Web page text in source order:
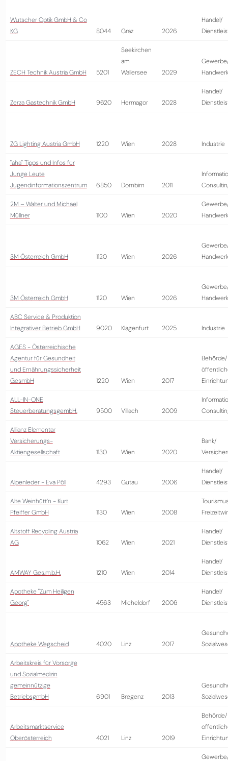
Wutscher Optik GmbH & Co
KG
8044 Graz 2026
Handel/
ZECH Technik Austria GmbH 5201
Seekirchen
am
Wallersee
2029
Handwerk
Zerza Gastechnik GmbH 9620 Hermagor 2028
Handel/
ZG Lighting Austria GmbH 1220 Wien 2028 Industrie
"aha" Tipps und Infos für
Junge Leute
Jugendinformationszentrum
6850 Dornbirn 2011
2M – Walter und Michael
Müllner
1100 Wien 2020
Handwerk
3M Österreich GmbH 1120 Wien 2026
Handwerk
3M Österreich GmbH 1120 Wien 2026
Handwerk
ABC Service & Produktion
Integrativer Betrieb GmbH
9020 Klagenfurt 2025 Industrie
AGES - Österreichische
Agentur für Gesundheit
und Ernährungssicherheit
GesmbH
1220 Wien 2017
Behörde/
ALL-IN-ONE
SteuerberatungsgembH.
9500 Villach 2009
Allianz Elementar
Versicherungs-
Aktiengesellschaft
1130 Wien 2020
Bank/
Alpenleder - Eva Pöll 4293 Gutau 2006
Handel/
Alte Weinhütt´n - Kurt
Pfeiffer GmbH
1130 Wien 2008
Altstoff Recycling Austria
AG
1062 Wien 2021
Handel/
AMWAY Ges.m.b.H. 1210 Wien 2014
Handel/
Apotheke "Zum Heiligen
Georg"
4563 Micheldorf 2006
Handel/
Apotheke Wegscheid 4020 Linz 2017
Arbeitskreis für Vorsorge
und Sozialmedizin
gemeinnützige
BetriebsgmbH
6901 Bregenz 2013
Arbeitsmarktservice
Oberösterreich
4021 Linz 2019
Behörde/